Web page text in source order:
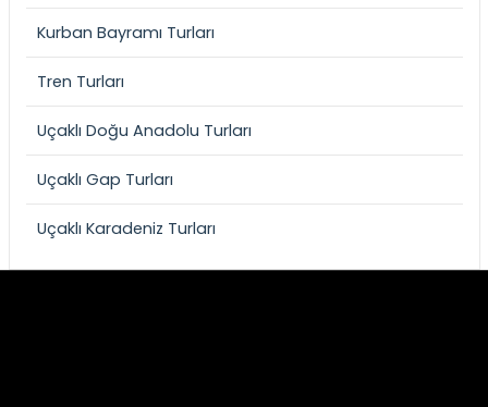
Kurban Bayramı Turları
Tren Turları
Uçaklı Doğu Anadolu Turları
Uçaklı Gap Turları
Uçaklı Karadeniz Turları